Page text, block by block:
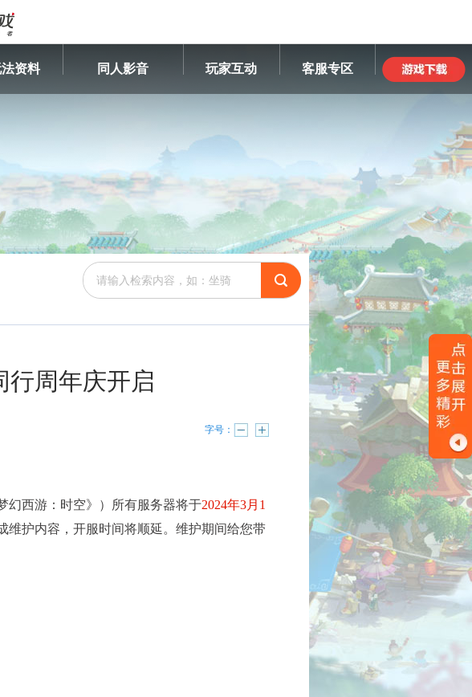
资料 同人影音 玩家互动 客服专区
行周年庆开启
字号：
幻西游：时空》）所有服务器将于2024年3月1
维护内容，开服时间将顺延。维护期间给您带